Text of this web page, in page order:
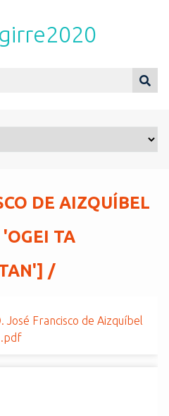
DE AIZQUÍBEL
'OGEI TA
/
Francisco de Aizquíbel
.pdf